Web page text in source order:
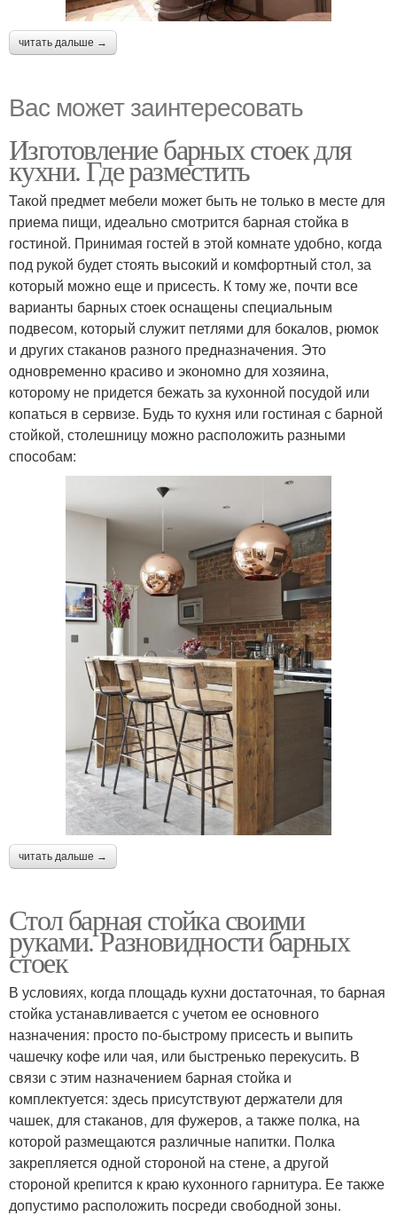
читать дальше →
Вас может заинтересовать
Изготовление барных стоек для
кухни. Где разместить
Такой предмет мебели может быть не только в месте для
приема пищи, идеально смотрится барная стойка в
гостиной. Принимая гостей в этой комнате удобно, когда
под рукой будет стоять высокий и комфортный стол, за
который можно еще и присесть. К тому же, почти все
варианты барных стоек оснащены специальным
подвесом, который служит петлями для бокалов, рюмок
и других стаканов разного предназначения. Это
одновременно красиво и экономно для хозяина,
которому не придется бежать за кухонной посудой или
копаться в сервизе. Будь то кухня или гостиная с барной
стойкой, столешницу можно расположить разными
способам:
читать дальше →
Стол барная стойка своими
руками. Разновидности барных
стоек
В условиях, когда площадь кухни достаточная, то барная
стойка устанавливается с учетом ее основного
назначения: просто по-быстрому присесть и выпить
чашечку кофе или чая, или быстренько перекусить. В
связи с этим назначением барная стойка и
комплектуется: здесь присутствуют держатели для
чашек, для стаканов, для фужеров, а также полка, на
которой размещаются различные напитки. Полка
закрепляется одной стороной на стене, а другой
стороной крепится к краю кухонного гарнитура. Ее также
допустимо расположить посреди свободной зоны.